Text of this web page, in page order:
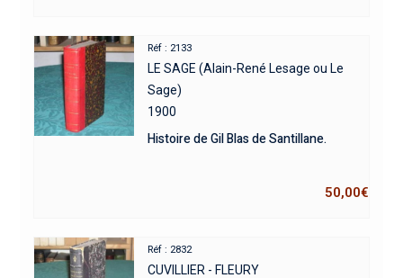
Réf : 2133
LE SAGE (Alain-René Lesage ou Le
Sage)
1900
Histoire de Gil Blas de Santillane.
50,00€
Réf : 2832
CUVILLIER - FLEURY